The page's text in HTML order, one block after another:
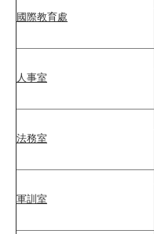
國際教育處
人事室
法務室
軍訓室